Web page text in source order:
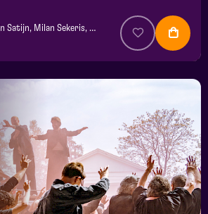
Club Lam met Ayla Çekin Satijn, Milan Sekeris, Dic van Duin, Jean-Baptiste Rey e.a.